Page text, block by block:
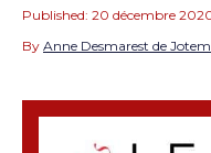
Published: 20 décembre
By Anne Desmarest de